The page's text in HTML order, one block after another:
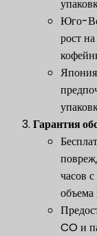
Юго-
рост
Гарантия
часов
объема
CO и